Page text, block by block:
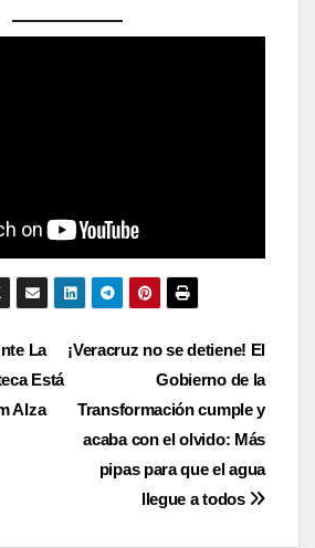
¡Veracruz no se detiene! El
Gobierno de la
Transformación cumple y
acaba con el olvido: Más
pipas para que el agua
llegue a todos
La
Está
Alza